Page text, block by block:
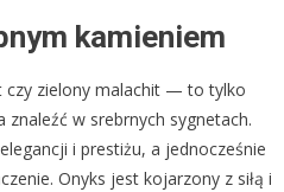
kamieniem
czy zielony malachit — to tylko
w srebrnych sygnetach.
i prestiżu, a jednocześnie
Onyks jest kojarzony z siłą i